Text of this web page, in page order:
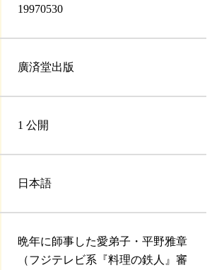
19970530
廣済堂出版
1 公開
日本語
晩年に師事した愛弟子・平野雅章
（フジテレビ系『料理の鉄人』審